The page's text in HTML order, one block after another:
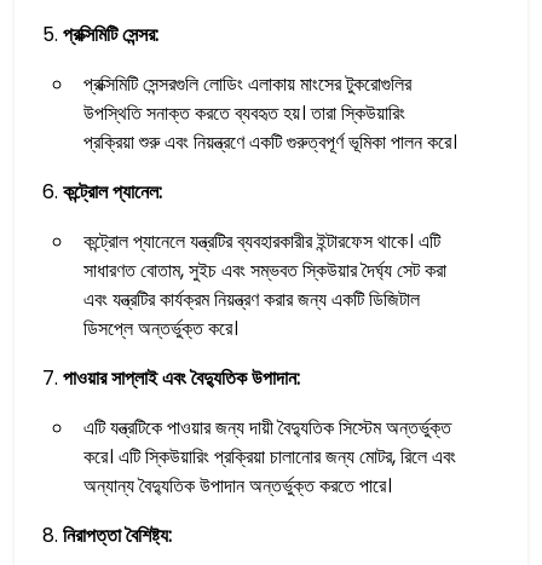
প্রক্সিমিটি সেন্সর:
প্রক্সিমিটি সেন্সরগুলি লোডিং এলাকায় মাংসের টুকরোগুলির
উপস্থিতি সনাক্ত করতে ব্যবহৃত হয়। তারা স্কিউয়ারিং
প্রক্রিয়া শুরু এবং নিয়ন্ত্রণে একটি গুরুত্বপূর্ণ ভূমিকা পালন করে।
কন্ট্রোল প্যানেল:
কন্ট্রোল প্যানেলে যন্ত্রটির ব্যবহারকারীর ইন্টারফেস থাকে। এটি
সাধারণত বোতাম, সুইচ এবং সম্ভবত স্কিউয়ার দৈর্ঘ্য সেট করা
এবং যন্ত্রটির কার্যক্রম নিয়ন্ত্রণ করার জন্য একটি ডিজিটাল
ডিসপ্লে অন্তর্ভুক্ত করে।
পাওয়ার সাপ্লাই এবং বৈদ্যুতিক উপাদান:
এটি যন্ত্রটিকে পাওয়ার জন্য দায়ী বৈদ্যুতিক সিস্টেম অন্তর্ভুক্ত
করে। এটি স্কিউয়ারিং প্রক্রিয়া চালানোর জন্য মোটর, রিলে এবং
অন্যান্য বৈদ্যুতিক উপাদান অন্তর্ভুক্ত করতে পারে।
নিরাপত্তা বৈশিষ্ট্য: